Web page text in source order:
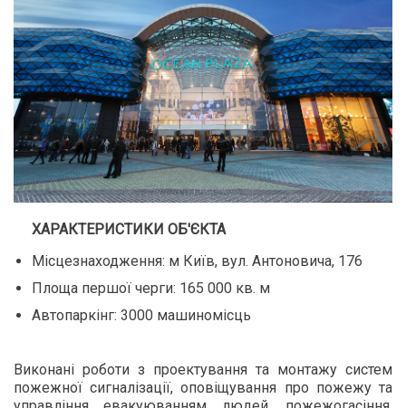
ХАРАКТЕРИСТИКИ ОБ'ЄКТА
Місцезнаходження: м Київ, вул. Антоновича, 176
Площа першої черги: 165 000 кв. м
Автопаркінг: 3000 машиномісць
Виконані роботи з проектування та монтажу систем
пожежної сигналізації, оповіщування про пожежу та